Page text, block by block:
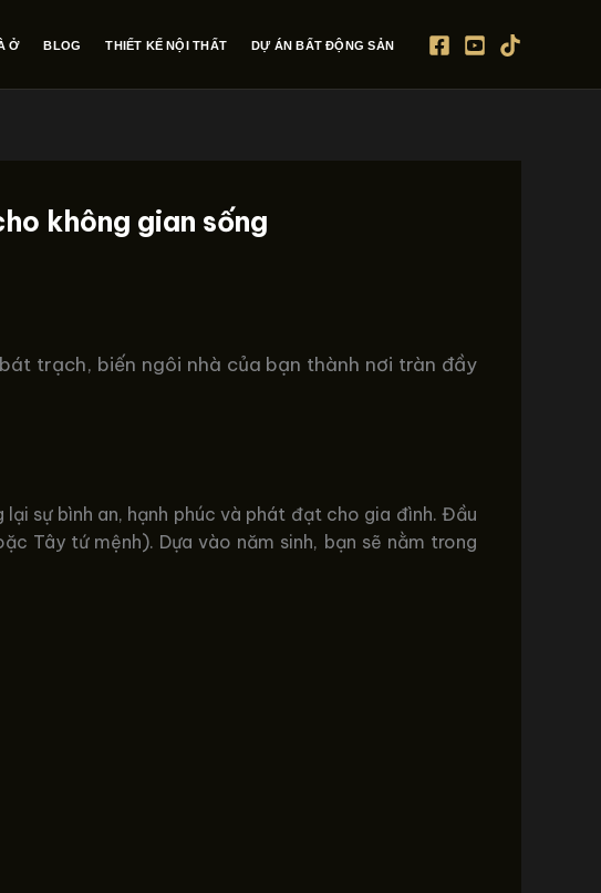
Ở BLOG THIẾT KẾ NỘI THẤT DỰ ÁN BẤT ĐỘNG SẢN
không gian sống
trạch, biến ngôi nhà của bạn thành nơi tràn đầy
sự bình an, hạnh phúc và phát đạt cho gia đình. Đầu
Tây tứ mệnh). Dựa vào năm sinh, bạn sẽ nằm trong